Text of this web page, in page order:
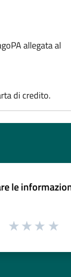
allegata al
di credito.
le